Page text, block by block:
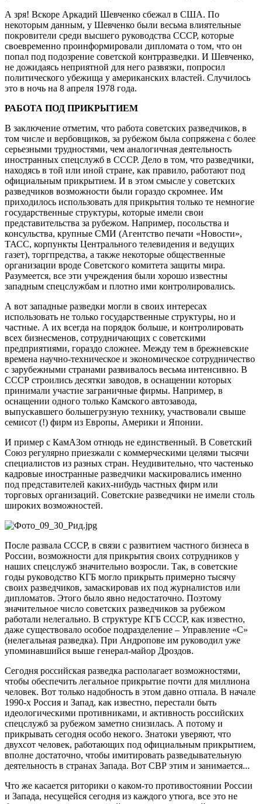
А зря! Вскоре Аркадий Шевченко сбежал в США. По
некоторым данным, у Шевченко были весьма влиятельные
покровители среди высшего руководства СССР, которые
своевременно проинформировали дипломата о том, что он
попал под подозрение советской контрразведки. И Шевченко,
не дожидаясь неприятной для него развязки, попросил
политического убежища у американских властей. Случилось
это в ночь на 8 апреля 1978 года.
РАБОТА ПОД ПРИКРЫТИЕМ
В заключение отметим, что работа советских разведчиков, в
том числе и вербовщиков, за рубежом была сопряжена с более
серьезными трудностями, чем аналогичная деятельность
иностранных спецслужб в СССР. Дело в том, что разведчики,
находясь в той или иной стране, как правило, работают под
официальным прикрытием. И в этом смысле у советских
разведчиков возможности были гораздо скромнее. Им
приходилось использовать для прикрытия только те немногие
государственные структуры, которые имели свои
представительства за рубежом. Например, посольства и
консульства, крупные СМИ (Агентство печати «Новости»,
ТАСС, корпункты Центрального телевидения и ведущих
газет), торгпредства, а также некоторые общественные
организации вроде Советского комитета защиты мира.
Разумеется, все эти учреждения были хорошо известны
западным спецслужбам и плотно ими контролировались.
А вот западные разведки могли в своих интересах
использовать не только государственные структуры, но и
частные. А их всегда на порядок больше, и контролировать
всех бизнесменов, сотрудничающих с советскими
предприятиями, гораздо сложнее. Между тем в брежневские
времена научно-техническое и экономическое сотрудничество
с зарубежными странами развивалось весьма интенсивно. В
СССР строились десятки заводов, в оснащении которых
принимали участие заграничные фирмы. Например, в
оснащении одного только Камского автозавода,
выпускавшего большегрузную технику, участвовали свыше
семисот (!) фирм из Европы, Америки и Японии.
И пример с КамАЗом отнюдь не единственный. В Советский
Союз регулярно приезжали с коммерческими целями тысячи
специалистов из разных стран. Неудивительно, что частенько
кадровые иностранные разведчики маскировались именно
под представителей каких-нибудь частных фирм или
торговых организаций. Советские разведчики не имели столь
широких возможностей.
После развала СССР, в связи с развитием частного бизнеса в
России, возможности для прикрытия своих сотрудников у
наших спецслужб значительно возросли. Так, в советские
годы руководство КГБ могло прикрыть примерно тысячу
своих разведчиков, замаскировав их под журналистов или
дипломатов. Этого было явно недостаточно. Поэтому
значительное число советских разведчиков за рубежом
работали нелегально. В структуре КГБ СССР, как известно,
даже существовало особое подразделение – Управление «С»
(нелегальная разведка). При Андропове им руководил уже
упоминавшийся выше генерал-майор Дроздов.
Сегодня российская разведка располагает возможностями,
чтобы обеспечить легальное прикрытие почти для миллиона
человек. Вот только надобность в этом давно отпала. В начале
1990-х Россия и Запад, как известно, перестали быть
идеологическими противниками, и активность российских
спецслужб за рубежом заметно снизилась. А потому и
прикрывать сегодня особо некого. Знатоки уверяют, что
двухсот человек, работающих под официальным прикрытием,
вполне достаточно, чтобы имитировать разведывательную
деятельность в странах Запада. Вот СВР этим и занимается...
Что же касается риторики о каком-то противостоянии России
и Запада, несущейся сегодня из каждого утюга, все это не